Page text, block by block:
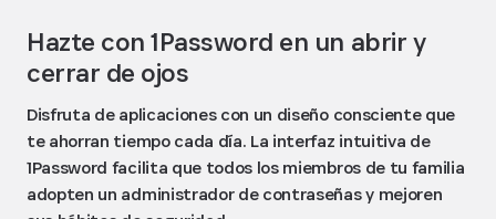
Hazte con 1Password en un abrir y
cerrar de ojos
Disfruta de aplicaciones con un diseño consciente que
te ahorran tiempo cada día. La interfaz intuitiva de
1Password facilita que todos los miembros de tu familia
adopten un administrador de contraseñas y mejoren